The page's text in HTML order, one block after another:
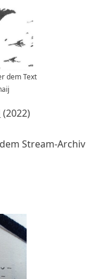
dem Text
(2022)
Stream-Archiv